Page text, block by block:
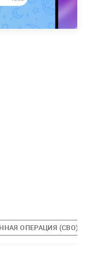
ОПЕРАЦИЯ (СВО)